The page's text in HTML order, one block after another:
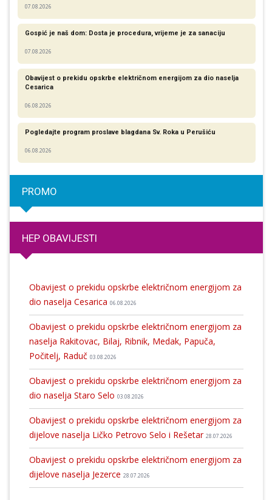
07.08.2026
Gospić je naš dom: Dosta je procedura, vrijeme je za sanaciju
07.08.2026
Obavijest o prekidu opskrbe električnom energijom za dio naselja
Cesarica
06.08.2026
Pogledajte program proslave blagdana Sv. Roka u Perušiću
06.08.2026
PROMO
HEP OBAVIJESTI
Obavijest o prekidu opskrbe električnom energijom za
dio naselja Cesarica 06.08.2026
Obavijest o prekidu opskrbe električnom energijom za
naselja Rakitovac, Bilaj, Ribnik, Medak, Papuča,
Počitelj, Raduč 03.08.2026
Obavijest o prekidu opskrbe električnom energijom za
dio naselja Staro Selo 03.08.2026
Obavijest o prekidu opskrbe električnom energijom za
dijelove naselja Ličko Petrovo Selo i Rešetar 28.07.2026
Obavijest o prekidu opskrbe električnom energijom za
dijelove naselja Jezerce 28.07.2026